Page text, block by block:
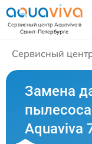
Сервисный центр Aquavivaв
Санкт-Петербурге
Сервисный
Замена
пылесоса
Aquaviva